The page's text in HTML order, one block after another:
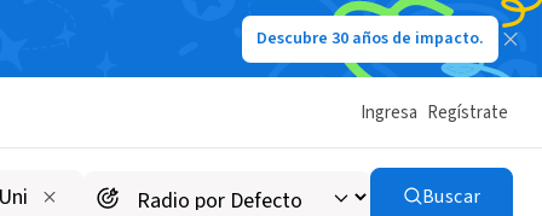
Descubre 30 años de impacto.
Ingresa Regístrate
Buscar